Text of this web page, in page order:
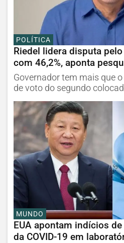
POLÍTICA
Riedel lidera disputa
com 46,2%, aponta
Governador tem mais que
de voto do segundo
MUNDO
EUA apontam indícios
da COVID-19 em